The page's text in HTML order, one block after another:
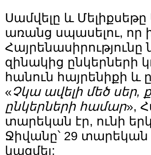
Սամվելը և
առանց սպասելու, որ
զինակից ընկերների
հանուն հայրենիքի և
«Չկա ավելի մեծ սեր,
ընկերների համար»,
տարեկան էր, ունի
Ջիվանը՝ 29 տարեկան
կազմել: